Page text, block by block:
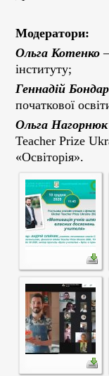
Модератори:
Ольга Котенко
інституту;
Геннадій
початкової
Ольга Нагорнюк
Teacher Prize
«Освіторія».